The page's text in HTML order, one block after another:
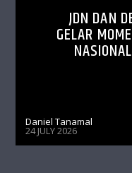
JDN DAN
GELAR
Daniel Tanamal
24 JULY 2026